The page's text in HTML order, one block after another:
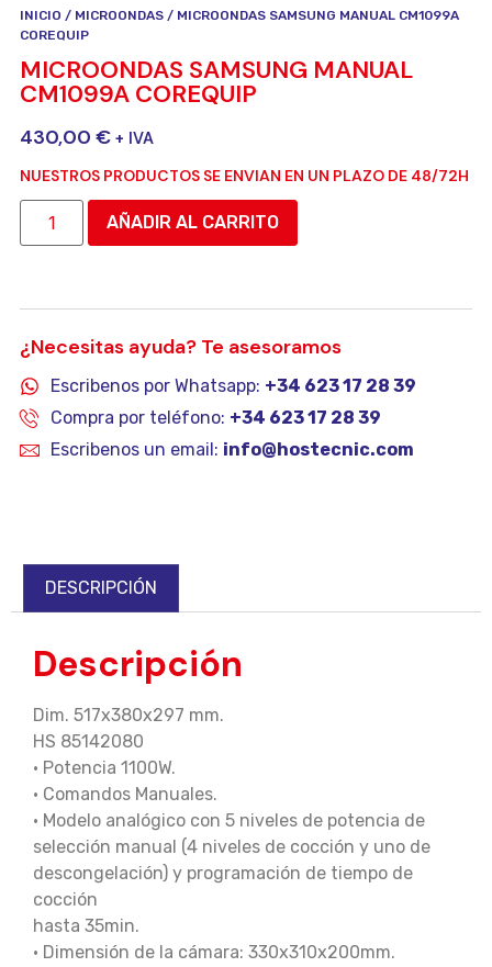
INICIO / MICROONDAS / MICROONDAS SAMSUNG MANUAL CM1099A
COREQUIP
MICROONDAS SAMSUNG MANUAL
CM1099A COREQUIP
430,00 € + IVA
NUESTROS PRODUCTOS SE ENVIAN EN UN PLAZO DE 48/72H
AÑADIR AL CARRITO
¿Necesitas ayuda? Te asesoramos
Escribenos por Whatsapp: +34 623 17 28 39
Compra por teléfono: +34 623 17 28 39
Escribenos un email: info@hostecnic.com
DESCRIPCIÓN
Descripción
Dim. 517x380x297 mm.
HS 85142080
• Potencia 1100W.
• Comandos Manuales.
• Modelo analógico con 5 niveles de potencia de
selección manual (4 niveles de cocción y uno de
descongelación) y programación de tiempo de
cocción
hasta 35min.
• Dimensión de la cámara: 330x310x200mm.